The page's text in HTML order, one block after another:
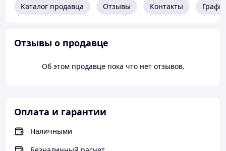
Каталог продавца Отзывы Контакты
Отзывы о продавце
Об этом продавце пока что нет отзывов.
Оплата и гарантии
Наличными